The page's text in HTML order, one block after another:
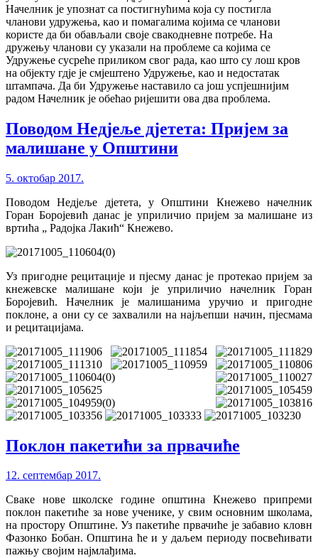
Начелник је упознат са постигнућима која су постигла
чланови удружења, као и помагалима којима се чланови
користе да би обављали своје свакодневне потребе. На
дружењу чланови су указали на проблеме са којима се
Удружење сусреће приликом свог рада, као што су лош кров
на објекту гдје је смјештено Удружење, као и недостатак
штампача. Да би Удружење наставило са још успјешнијим
радом Начелник је обећао ријешити ова два проблема.
Поводом Недјеље дјетета: Пријем за
малишане у Општини
5. октобар 2017.
Поводом Недјеље дјетета, у Општини Кнежево начелник
Горан Боројевић данас је уприличио пријем за малишане из
вртића „ Радојка Лакић“ Кнежево.
Уз пригодне рецитације и пјесму данас је протекао пријем за
кнежевске малишане који је уприличио начелник Горан
Боројевић. Начелник је малишанима уручио и пригодне
поклоне, а они су се захвалили на најљепши начин, пјесмама
и рецитацијама.
Поклон пакетићи за првачиће
12. септембар 2017.
Сваке нове школске године општина Кнежево припреми
поклон пакетиће за нове ученике, у свим основним школама,
на простору Општине. Уз пакетиће првачиће је забавио кловн
Фазонко Бобан. Општина ће и у даљем периоду посвећивати
пажњу својим најмлађима.